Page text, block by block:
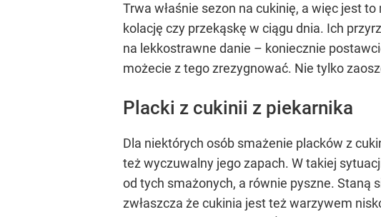
Trwa właśnie sezon na cukinię, a więc jest
kolację czy przekąskę w ciągu dnia. Ich
na lekkostrawne danie – koniecznie
możecie z tego zrezygnować. Nie tylko
Placki z cukinii z piekarnika
Dla niektórych osób smażenie placków z
też wyczuwalny jego zapach. W takiej
od tych smażonych, a równie pyszne. Staną
zwłaszcza że cukinia jest też warzywem